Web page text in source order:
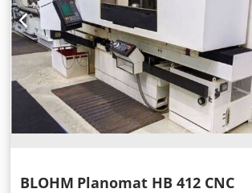
BLOHM Planomat HB 412 CNC